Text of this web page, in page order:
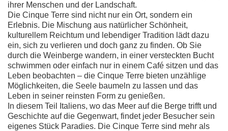
ihrer Menschen und der Landschaft.
Die Cinque Terre sind nicht nur ein Ort, sondern ein
Erlebnis. Die Mischung aus natürlicher Schönheit,
kulturellem Reichtum und lebendiger Tradition lädt dazu
ein, sich zu verlieren und doch ganz zu finden. Ob Sie
durch die Weinberge wandern, in einer versteckten Bucht
schwimmen oder einfach nur in einem Café sitzen und das
Leben beobachten – die Cinque Terre bieten unzählige
Möglichkeiten, die Seele baumeln zu lassen und das
Leben in seiner reinsten Form zu genießen.
In diesem Teil Italiens, wo das Meer auf die Berge trifft und
Geschichte auf die Gegenwart, findet jeder Besucher sein
eigenes Stück Paradies. Die Cinque Terre sind mehr als